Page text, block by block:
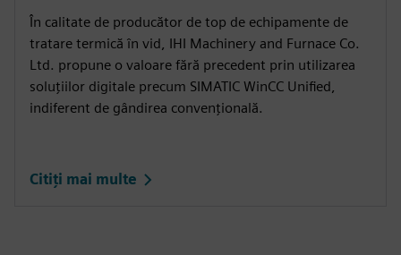
În calitate de producător de top de echipamente de
tratare termică în vid, IHI Machinery and Furnace Co.
Ltd. propune o valoare fără precedent prin utilizarea
soluțiilor digitale precum SIMATIC WinCC Unified,
indiferent de gândirea convențională.
Citiți mai multe